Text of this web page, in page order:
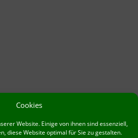
Cookies
Website. Einige von ihnen sind essenziell,
diese Website optimal für Sie zu gestalten.